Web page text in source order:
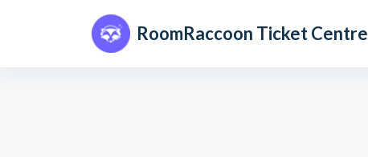
RoomRaccoon Ticket Centre